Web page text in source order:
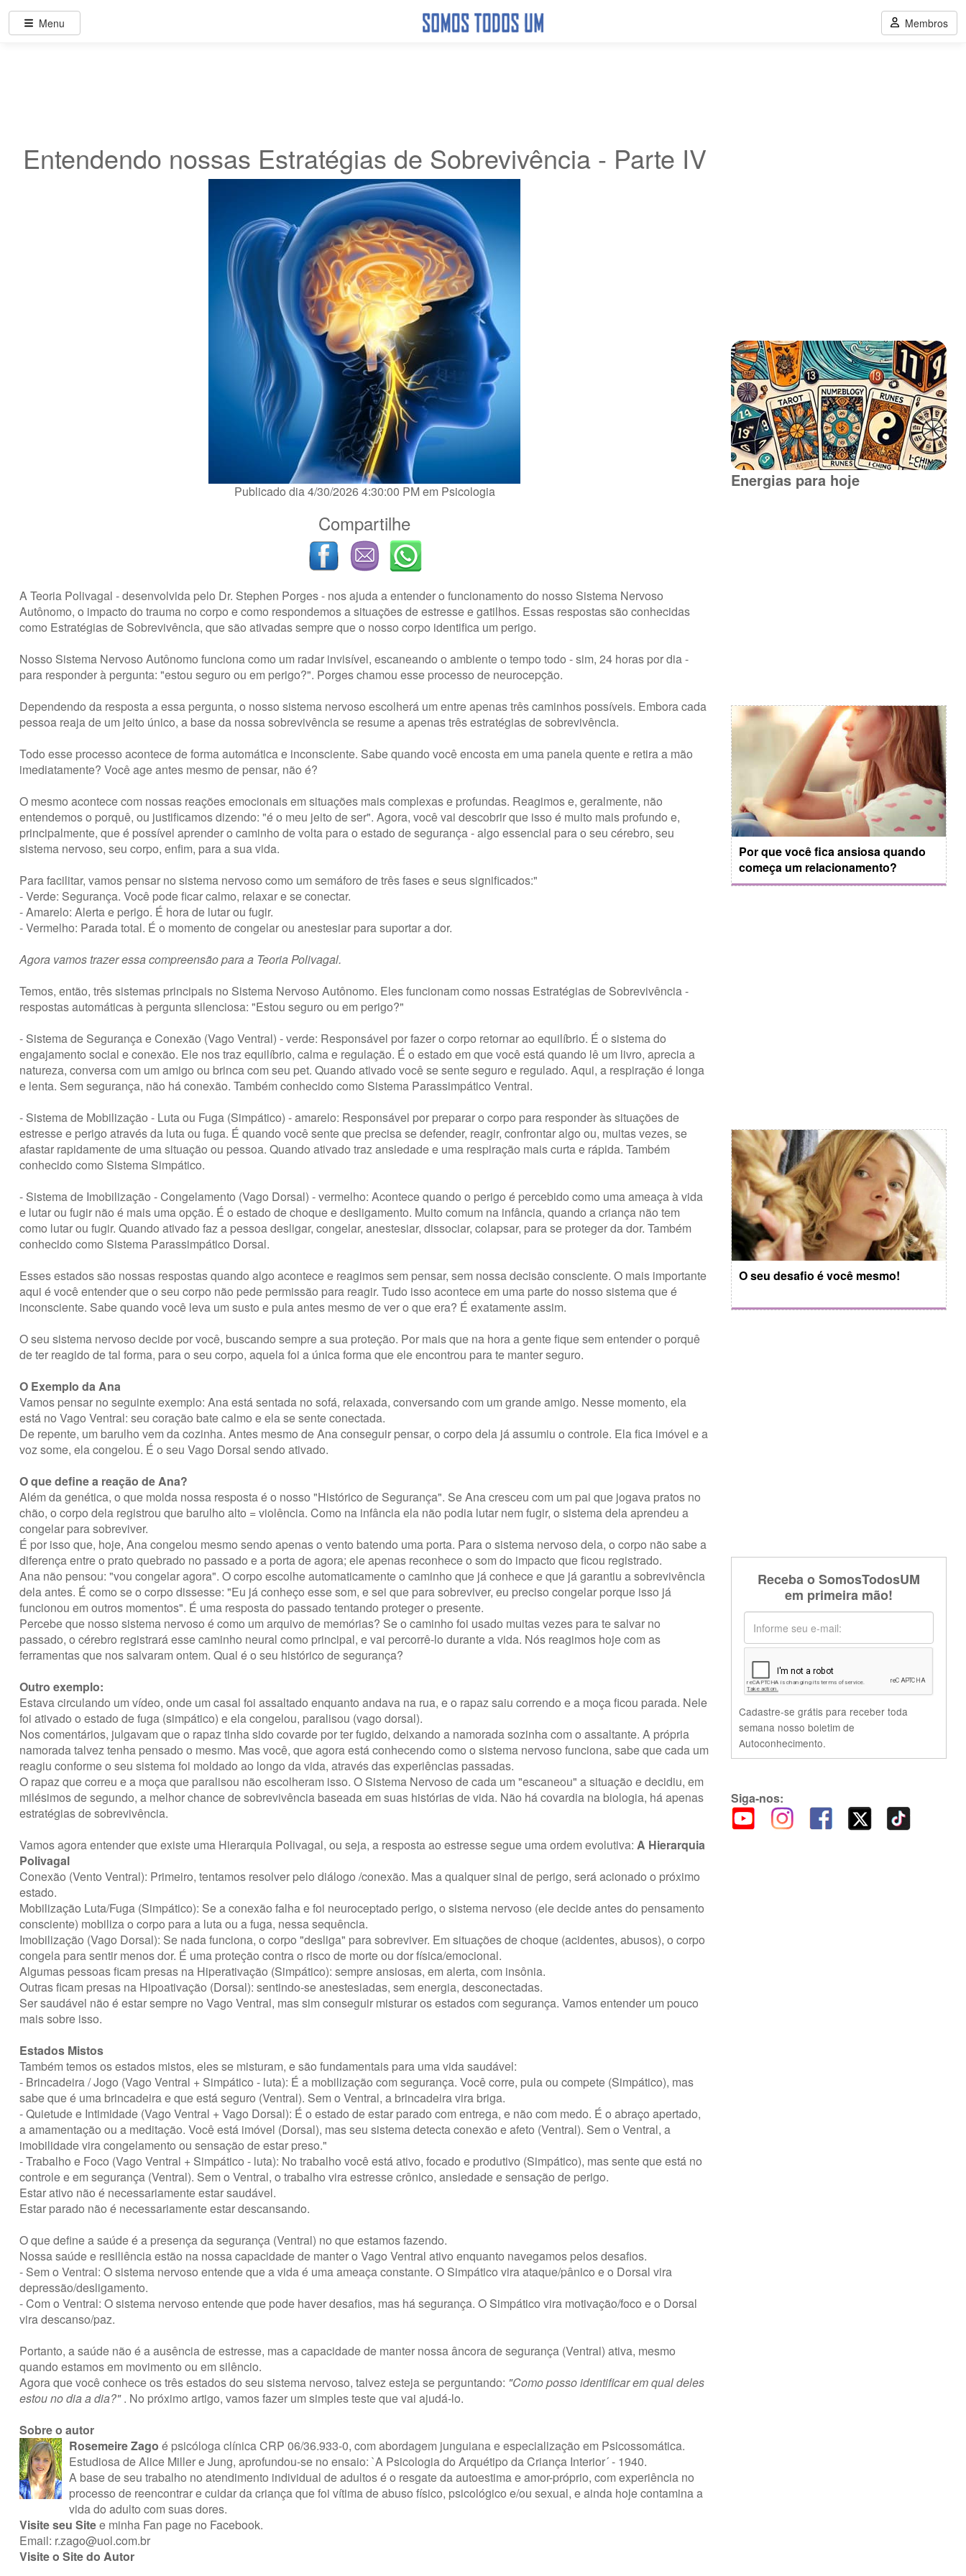
Entendendo nossas Estratégias de Sobrevivência - Parte IV
Publicado dia 4/30/2026 4:30:00 PM em Psicologia
Compartilhe
A Teoria Polivagal - desenvolvida pelo Dr. Stephen Porges - nos ajuda a entender o funcionamento do nosso Sistema Nervoso
Autônomo, o impacto do trauma no corpo e como respondemos a situações de estresse e gatilhos. Essas respostas são conhecidas
como Estratégias de Sobrevivência, que são ativadas sempre que o nosso corpo identifica um perigo.
Nosso Sistema Nervoso Autônomo funciona como um radar invisível, escaneando o ambiente o tempo todo - sim, 24 horas por dia -
para responder à pergunta: "estou seguro ou em perigo?". Porges chamou esse processo de neurocepção.
Dependendo da resposta a essa pergunta, o nosso sistema nervoso escolherá um entre apenas três caminhos possíveis. Embora cada
pessoa reaja de um jeito único, a base da nossa sobrevivência se resume a apenas três estratégias de sobrevivência.
Todo esse processo acontece de forma automática e inconsciente. Sabe quando você encosta em uma panela quente e retira a mão
imediatamente? Você age antes mesmo de pensar, não é?
O mesmo acontece com nossas reações emocionais em situações mais complexas e profundas. Reagimos e, geralmente, não
entendemos o porquê, ou justificamos dizendo: "é o meu jeito de ser". Agora, você vai descobrir que isso é muito mais profundo e,
principalmente, que é possível aprender o caminho de volta para o estado de segurança - algo essencial para o seu cérebro, seu
sistema nervoso, seu corpo, enfim, para a sua vida.
Para facilitar, vamos pensar no sistema nervoso como um semáforo de três fases e seus significados:"
- Verde: Segurança. Você pode ficar calmo, relaxar e se conectar.
- Amarelo: Alerta e perigo. É hora de lutar ou fugir.
- Vermelho: Parada total. É o momento de congelar ou anestesiar para suportar a dor.
Agora vamos trazer essa compreensão para a Teoria Polivagal.
Temos, então, três sistemas principais no Sistema Nervoso Autônomo. Eles funcionam como nossas Estratégias de Sobrevivência -
respostas automáticas à pergunta silenciosa: "Estou seguro ou em perigo?"
- Sistema de Segurança e Conexão (Vago Ventral) - verde: Responsável por fazer o corpo retornar ao equilíbrio. É o sistema do
engajamento social e conexão. Ele nos traz equilíbrio, calma e regulação. É o estado em que você está quando lê um livro, aprecia a
natureza, conversa com um amigo ou brinca com seu pet. Quando ativado você se sente seguro e regulado. Aqui, a respiração é longa
e lenta. Sem segurança, não há conexão. Também conhecido como Sistema Parassimpático Ventral.
- Sistema de Mobilização - Luta ou Fuga (Simpático) - amarelo: Responsável por preparar o corpo para responder às situações de
estresse e perigo através da luta ou fuga. É quando você sente que precisa se defender, reagir, confrontar algo ou, muitas vezes, se
afastar rapidamente de uma situação ou pessoa. Quando ativado traz ansiedade e uma respiração mais curta e rápida. Também
conhecido como Sistema Simpático.
- Sistema de Imobilização - Congelamento (Vago Dorsal) - vermelho: Acontece quando o perigo é percebido como uma ameaça à vida
e lutar ou fugir não é mais uma opção. É o estado de choque e desligamento. Muito comum na infância, quando a criança não tem
como lutar ou fugir. Quando ativado faz a pessoa desligar, congelar, anestesiar, dissociar, colapsar, para se proteger da dor. Também
conhecido como Sistema Parassimpático Dorsal.
Esses estados são nossas respostas quando algo acontece e reagimos sem pensar, sem nossa decisão consciente. O mais importante
aqui é você entender que o seu corpo não pede permissão para reagir. Tudo isso acontece em uma parte do nosso sistema que é
inconsciente. Sabe quando você leva um susto e pula antes mesmo de ver o que era? É exatamente assim.
O seu sistema nervoso decide por você, buscando sempre a sua proteção. Por mais que na hora a gente fique sem entender o porquê
de ter reagido de tal forma, para o seu corpo, aquela foi a única forma que ele encontrou para te manter seguro.
O Exemplo da Ana
Vamos pensar no seguinte exemplo: Ana está sentada no sofá, relaxada, conversando com um grande amigo. Nesse momento, ela
está no Vago Ventral: seu coração bate calmo e ela se sente conectada.
De repente, um barulho vem da cozinha. Antes mesmo de Ana conseguir pensar, o corpo dela já assumiu o controle. Ela fica imóvel e a
voz some, ela congelou. É o seu Vago Dorsal sendo ativado.
O que define a reação de Ana?
Além da genética, o que molda nossa resposta é o nosso "Histórico de Segurança". Se Ana cresceu com um pai que jogava pratos no
chão, o corpo dela registrou que barulho alto = violência. Como na infância ela não podia lutar nem fugir, o sistema dela aprendeu a
congelar para sobreviver.
É por isso que, hoje, Ana congelou mesmo sendo apenas o vento batendo uma porta. Para o sistema nervoso dela, o corpo não sabe a
diferença entre o prato quebrado no passado e a porta de agora; ele apenas reconhece o som do impacto que ficou registrado.
Ana não pensou: "vou congelar agora". O corpo escolhe automaticamente o caminho que já conhece e que já garantiu a sobrevivência
dela antes. É como se o corpo dissesse: "Eu já conheço esse som, e sei que para sobreviver, eu preciso congelar porque isso já
funcionou em outros momentos". É uma resposta do passado tentando proteger o presente.
Percebe que nosso sistema nervoso é como um arquivo de memórias? Se o caminho foi usado muitas vezes para te salvar no
passado, o cérebro registrará esse caminho neural como principal, e vai percorrê-lo durante a vida. Nós reagimos hoje com as
ferramentas que nos salvaram ontem. Qual é o seu histórico de segurança?
Outro exemplo:
Estava circulando um vídeo, onde um casal foi assaltado enquanto andava na rua, e o rapaz saiu correndo e a moça ficou parada. Nele
foi ativado o estado de fuga (simpático) e ela congelou, paralisou (vago dorsal).
Nos comentários, julgavam que o rapaz tinha sido covarde por ter fugido, deixando a namorada sozinha com o assaltante. A própria
namorada talvez tenha pensado o mesmo. Mas você, que agora está conhecendo como o sistema nervoso funciona, sabe que cada um
reagiu conforme o seu sistema foi moldado ao longo da vida, através das experiências passadas.
O rapaz que correu e a moça que paralisou não escolheram isso. O Sistema Nervoso de cada um "escaneou" a situação e decidiu, em
milésimos de segundo, a melhor chance de sobrevivência baseada em suas histórias de vida. Não há covardia na biologia, há apenas
estratégias de sobrevivência.
Vamos agora entender que existe uma Hierarquia Polivagal, ou seja, a resposta ao estresse segue uma ordem evolutiva: A Hierarquia
Polivagal
Conexão (Vento Ventral): Primeiro, tentamos resolver pelo diálogo /conexão. Mas a qualquer sinal de perigo, será acionado o próximo
estado.
Mobilização Luta/Fuga (Simpático): Se a conexão falha e foi neuroceptado perigo, o sistema nervoso (ele decide antes do pensamento
consciente) mobiliza o corpo para a luta ou a fuga, nessa sequência.
Imobilização (Vago Dorsal): Se nada funciona, o corpo "desliga" para sobreviver. Em situações de choque (acidentes, abusos), o corpo
congela para sentir menos dor. É uma proteção contra o risco de morte ou dor física/emocional.
Algumas pessoas ficam presas na Hiperativação (Simpático): sempre ansiosas, em alerta, com insônia.
Outras ficam presas na Hipoativação (Dorsal): sentindo-se anestesiadas, sem energia, desconectadas.
Ser saudável não é estar sempre no Vago Ventral, mas sim conseguir misturar os estados com segurança. Vamos entender um pouco
mais sobre isso.
Estados Mistos
Também temos os estados mistos, eles se misturam, e são fundamentais para uma vida saudável:
- Brincadeira / Jogo (Vago Ventral + Simpático - luta): É a mobilização com segurança. Você corre, pula ou compete (Simpático), mas
sabe que é uma brincadeira e que está seguro (Ventral). Sem o Ventral, a brincadeira vira briga.
- Quietude e Intimidade (Vago Ventral + Vago Dorsal): É o estado de estar parado com entrega, e não com medo. É o abraço apertado,
a amamentação ou a meditação. Você está imóvel (Dorsal), mas seu sistema detecta conexão e afeto (Ventral). Sem o Ventral, a
imobilidade vira congelamento ou sensação de estar preso."
- Trabalho e Foco (Vago Ventral + Simpático - luta): No trabalho você está ativo, focado e produtivo (Simpático), mas sente que está no
controle e em segurança (Ventral). Sem o Ventral, o trabalho vira estresse crônico, ansiedade e sensação de perigo.
Estar ativo não é necessariamente estar saudável.
Estar parado não é necessariamente estar descansando.
O que define a saúde é a presença da segurança (Ventral) no que estamos fazendo.
Nossa saúde e resiliência estão na nossa capacidade de manter o Vago Ventral ativo enquanto navegamos pelos desafios.
- Sem o Ventral: O sistema nervoso entende que a vida é uma ameaça constante. O Simpático vira ataque/pânico e o Dorsal vira
depressão/desligamento.
- Com o Ventral: O sistema nervoso entende que pode haver desafios, mas há segurança. O Simpático vira motivação/foco e o Dorsal
vira descanso/paz.
Portanto, a saúde não é a ausência de estresse, mas a capacidade de manter nossa âncora de segurança (Ventral) ativa, mesmo
quando estamos em movimento ou em silêncio.
Agora que você conhece os três estados do seu sistema nervoso, talvez esteja se perguntando: "Como posso identificar em qual deles
estou no dia a dia?". No próximo artigo, vamos fazer um simples teste que vai ajudá-lo.
Sobre o autor
Rosemeire Zago é psicóloga clínica CRP 06/36.933-0, com abordagem junguiana e especialização em Psicossomática.
Estudiosa de Alice Miller e Jung, aprofundou-se no ensaio: `A Psicologia do Arquétipo da Criança Interior´ - 1940.
A base de seu trabalho no atendimento individual de adultos é o resgate da autoestima e amor-próprio, com experiência no
processo de reencontrar e cuidar da criança que foi vítima de abuso físico, psicológico e/ou sexual, e ainda hoje contamina a
vida do adulto com suas dores.
Visite seu Sitee minha Fan page no Facebook.
Email: r.zago@uol.com.br
Visite o Site do Autor
Energias para hoje
Por que você fica ansiosa quando
começa um relacionamento?
O seu desafio é você mesmo!
Receba o SomosTodosUM
em primeira mão!
Cadastre-se grátis para receber toda
semana nosso boletim de
Autoconhecimento.
Siga-nos:
Menu Membros